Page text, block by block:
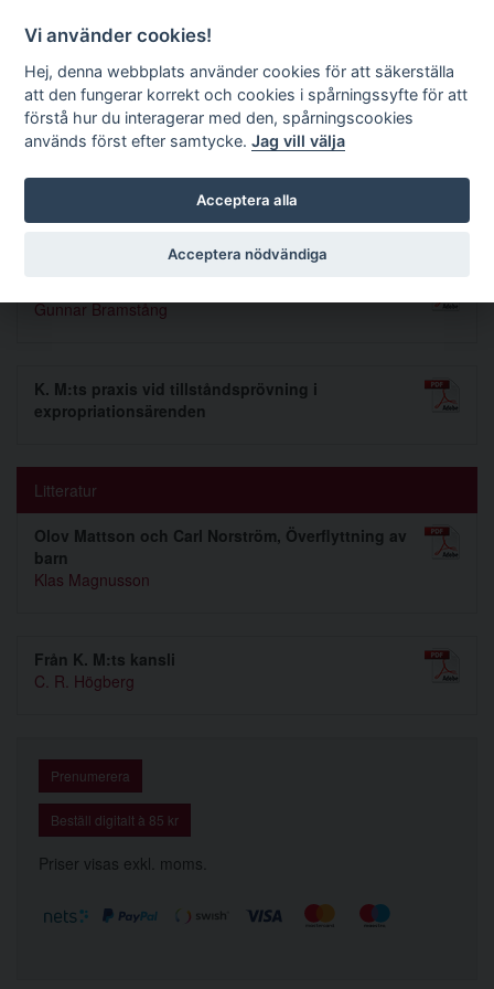
Förvaltningsrättslig tidskrift
Sök
Nummer 1971 5
Gunnar Bramstång
K. M:ts praxis vid tillståndsprövning i
expropriationsärenden
Litteratur
Olov Mattson och Carl Norström, Överflyttning av
barn
Klas Magnusson
Från K. M:ts kansli
C. R. Högberg
Prenumerera
Beställ digitalt à 85 kr
Priser visas exkl. moms.
Vi använder cookies!
Hej, denna webbplats använder cookies för att säkerställa
att den fungerar korrekt och cookies i spårningssyfte för att
förstå hur du interagerar med den, spårningscookies
används först efter samtycke.Jag vill välja
Acceptera alla
Acceptera nödvändiga